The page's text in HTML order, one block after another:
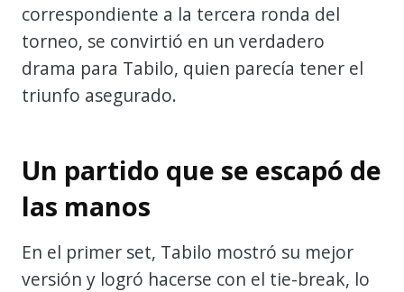
correspondiente a la tercera ronda del
torneo, se convirtió en un verdadero
drama para Tabilo, quien parecía tener el
triunfo asegurado.
Un partido que se escapó de
las manos
En el primer set, Tabilo mostró su mejor
versión y logró hacerse con el tie-break, lo